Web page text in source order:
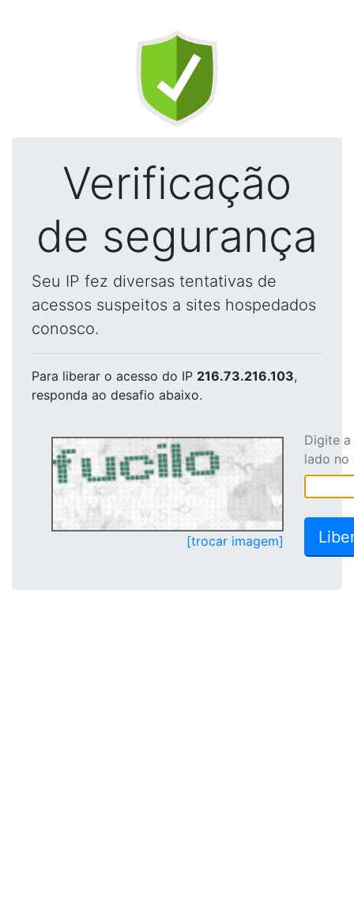
Verificação
de segurança
Seu IP fez diversas tentativas de
acessos suspeitos a sites hospedados
conosco.
Para liberar o acesso do IP 216.73.216.103,
responda ao desafio abaixo.
[trocar imagem]
Digite
lado no